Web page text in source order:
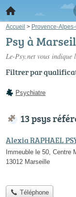
Accueil > Provence-
Psy à
Le-Psy.net vous indique
Filtrer par
Psychiatre
13 psys
Alexia RAPHAEL
Immeuble le 50, Centre
13012 Marseille
Téléphone